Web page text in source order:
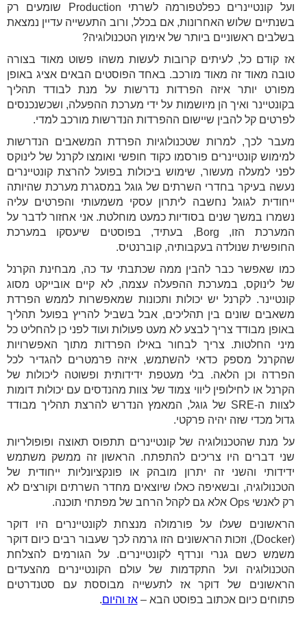
ועל קונטיינרים כפלטפורמה לשרתי Production שומעים רק
בשנתיים שלוש האחרונות, אם בכלל, ורוב התעשייה עדיין נמצאת
בשלבים ראשוניים ביותר של אימוץ הטכנולוגיה?
אז קודם כל, לעיתים קרובות לעשות משהו פשוט מאוד בצורה
טובה מאוד זה מאוד מורכב. באחד הפוסטים הבאים אציג באופן
מפורט יותר איזה הפרדות נדרשות על מנת לבודד תהליך
בקונטיינר ואיך הן מיושמות על ידי מערכת ההפעלה, ושכשנכנסים
לפרטים קל להבין שיישום ההפרדות הנדרשות מורכב למדי.
מעבר לכך, למרות שטכנולוגיות הפרדת המשאבים הנדרשות
למימוש קונטיינרים פורסמו כקוד חופשי ואומצו לקרנל של לינוקס
לפני למעלה מעשור, שימוש ביכולות בפועל להרצת קונטיינרים
נעשה בעיקר בחדרי השרתים של גוגל במסגרת מערכת שהיותה
ייחודית לגוגל נחשבה ליתרון עסקי משמעותי והפרטים עליה
נשמרו במשך שנים בסודיות כמעט מוחלטת. אני אחזור לדבר על
המערכת הזו, Borg, בעתיד, בפוסטים שיעסקו במערכת
החופשית שנולדה בעקבותיה, קוברנטיס.
כמו שאפשר כבר להבין ממה שכתבתי עד כה, מבחינת הקרנל
של לינוקס, במערכת ההפעלה עצמה, לא קיים אובייקט מסוג
קונטיינר. לקרנל יש יכולות ותכונות שמאפשרות לממש הפרדת
משאבים שונים בין תהליכים, אבל בשביל להריץ בפועל תהליך
באופן מבודד צריך לבצע לא מעט פעולות ועוד לפני כן להחליט כל
מיני החלטות. צריך לבחור באילו הפרדות מתוך האפשרויות
שהקרנל מספק כדאי להשתמש, איזה פרמטרים להגדיר לכל
הפרדה וכן הלאה. בלי מעטפת ידידותית ופשוטה ליכולות של
הקרנל או לחילופין ליווי צמוד של צוות מהנדסים עם יכולות דומות
לצוות ה-SRE של גוגל, המאמץ הנדרש להרצת תהליך מבודד
גדול מכדי שזה יהיה פרקטי.
על מנת שהטכנולוגיה של קונטיינרים תתפוס תאוצה ופופולריות
שני דברים היו צריכים להתפתח. הראשון זה ממשק משתמש
ידידותי והשני זה יתרון מובהק או פונקציונליות ייחודית של
הטכנולוגיה, ובשאיפה כאלו שיוצאים מחדר השרתים וקורצים לא
רק לאנשי Ops אלא גם לקהל הרחב של מפתחי תוכנה.
הראשונים שעלו על פורמולה מנצחת לקונטיינרים היו דוקר
(Docker), וזכות הראשונים הזו גרמה לכך שעבור רבים כיום דוקר
משמש כשם גנרי ונרדף לקונטיינרים. על הגורמים להצלחת
הטכנולוגיה ועל התקדמות של עולם הקונטיינרים מהצעדים
הראשונים של דוקר אז לתעשייה מבוססת עם סטנדרטים
פתוחים כיום אכתוב בפוסט הבא –אז והיום.